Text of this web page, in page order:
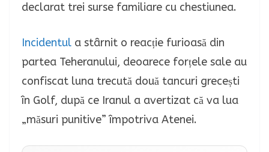
declarat trei surse familiare cu chestiunea.
Incidentul a stârnit o reacție furioasă din
partea Teheranului, deoarece forțele sale au
confiscat luna trecută două tancuri grecești
în Golf, după ce Iranul a avertizat că va lua
„măsuri punitive” împotriva Atenei.